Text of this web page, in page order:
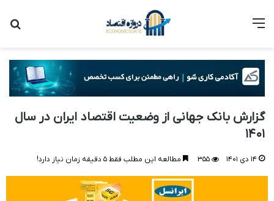
منو
گزارش بانک جهانی از وضعیت اقتصاد ایران در سال
۱۴۰۱
۱۴ دی ۱۴۰۱ ۳۵۵ مطالعه این مطلب فقط ۵ دقیقه زمان نیاز دارد!